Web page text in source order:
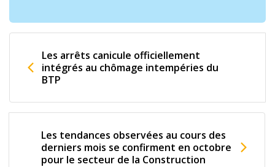
Les arrêts canicule officiellement
intégrés au chômage intempéries du
BTP
Les tendances observées au cours des
derniers mois se confirment en octobre
pour le secteur de la Construction